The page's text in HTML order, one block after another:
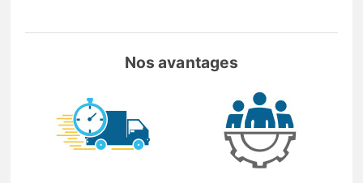
Nos avantages